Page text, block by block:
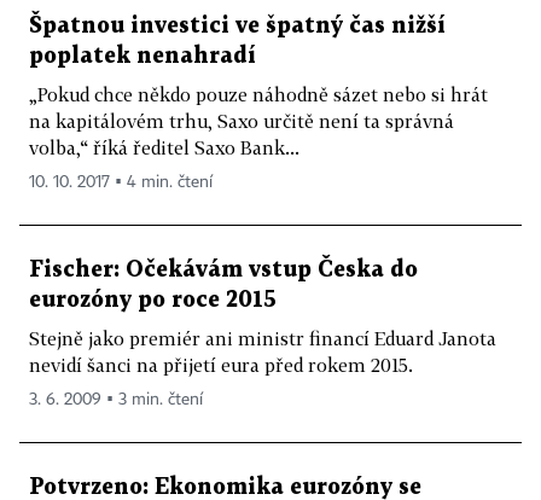
Špatnou investici ve špatný čas nižší
poplatek nenahradí
„Pokud chce někdo pouze náhodně sázet nebo si hrát
na kapitálovém trhu, Saxo určitě není ta správná
volba,“ říká ředitel Saxo Bank...
10. 10. 2017 ▪ 4 min. čtení
Fischer: Očekávám vstup Česka do
eurozóny po roce 2015
Stejně jako premiér ani ministr financí Eduard Janota
nevidí šanci na přijetí eura před rokem 2015.
3. 6. 2009 ▪ 3 min. čtení
Potvrzeno: Ekonomika eurozóny se